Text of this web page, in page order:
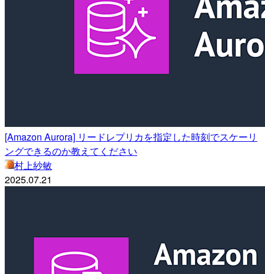
[Amazon Aurora] リードレプリカを指定した時刻でスケーリ
ングできるのか教えてください
村上紗敏
2025.07.21